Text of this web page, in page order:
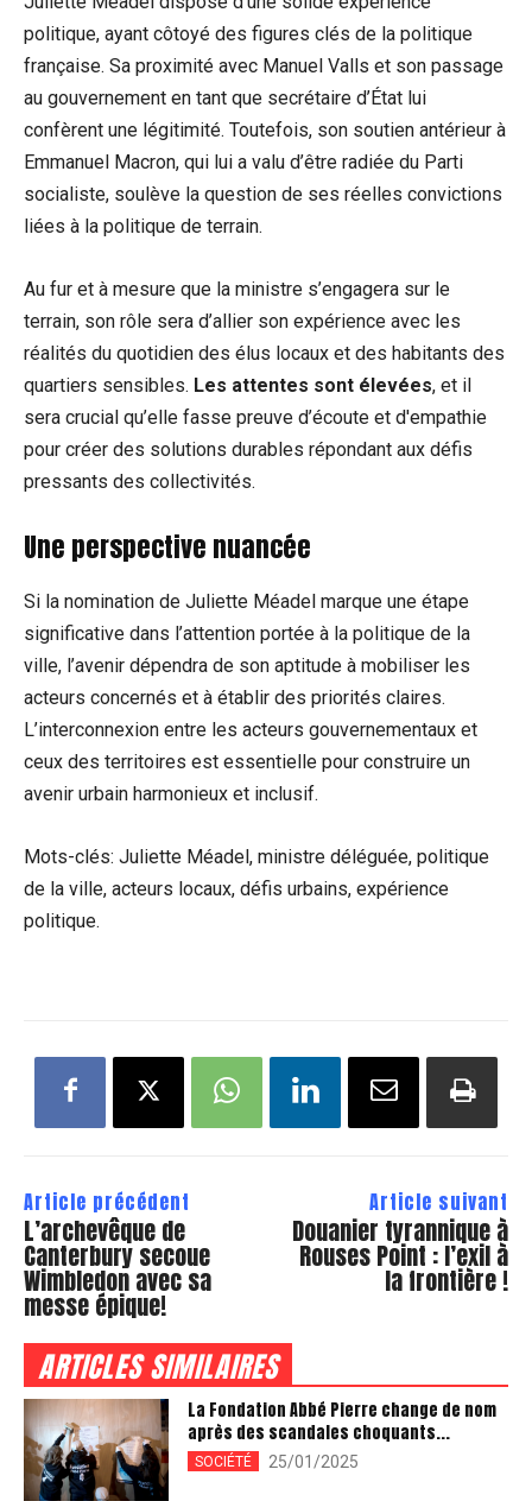
politique, ayant côtoyé des figures clés de la politique
française. Sa proximité avec Manuel Valls et son passage
au gouvernement en tant que secrétaire d’État lui
confèrent une légitimité. Toutefois, son soutien antérieur à
Emmanuel Macron, qui lui a valu d’être radiée du Parti
socialiste, soulève la question de ses réelles convictions
liées à la politique de terrain.
Au fur et à mesure que la ministre s’engagera sur le
terrain, son rôle sera d’allier son expérience avec les
réalités du quotidien des élus locaux et des habitants des
quartiers sensibles. Les attentes sont élevées, et il
sera crucial qu’elle fasse preuve d’écoute et d'empathie
pour créer des solutions durables répondant aux défis
pressants des collectivités.
Une perspective nuancée
Si la nomination de Juliette Méadel marque une étape
significative dans l’attention portée à la politique de la
ville, l’avenir dépendra de son aptitude à mobiliser les
acteurs concernés et à établir des priorités claires.
L’interconnexion entre les acteurs gouvernementaux et
ceux des territoires est essentielle pour construire un
avenir urbain harmonieux et inclusif.
Mots-clés: Juliette Méadel, ministre déléguée, politique
de la ville, acteurs locaux, défis urbains, expérience
politique.
Article précédent
L’archevêque de
Canterbury secoue
Wimbledon avec sa
messe épique!
Article suivant
Douanier tyrannique à
Rouses Point : l’exil à
la frontière !
ARTICLES SIMILAIRES
La Fondation Abbé Pierre change de nom
après des scandales choquants...
SOCIÉTÉ 25/01/2025